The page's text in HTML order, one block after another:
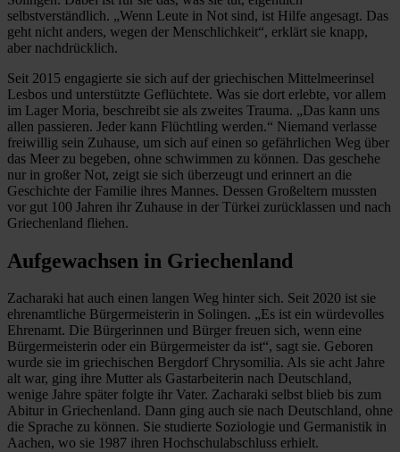
selbstverständlich. „Wenn Leute in Not sind, ist Hilfe angesagt. Das
geht nicht anders, wegen der Menschlichkeit“, erklärt sie knapp,
aber nachdrücklich.
Seit 2015 engagierte sie sich auf der griechischen Mittelmeerinsel
Lesbos und unterstützte Geflüchtete. Was sie dort erlebte, vor allem
im Lager Moria, beschreibt sie als zweites Trauma. „Das kann uns
allen passieren. Jeder kann Flüchtling werden.“ Niemand verlasse
freiwillig sein Zuhause, um sich auf einen so gefährlichen Weg über
das Meer zu begeben, ohne schwimmen zu können. Das geschehe
nur in großer Not, zeigt sie sich überzeugt und erinnert an die
Geschichte der Familie ihres Mannes. Dessen Großeltern mussten
vor gut 100 Jahren ihr Zuhause in der Türkei zurücklassen und nach
Griechenland fliehen.
Aufgewachsen in Griechenland
Zacharaki hat auch einen langen Weg hinter sich. Seit 2020 ist sie
ehrenamtliche Bürgermeisterin in Solingen. „Es ist ein würdevolles
Ehrenamt. Die Bürgerinnen und Bürger freuen sich, wenn eine
Bürgermeisterin oder ein Bürgermeister da ist“, sagt sie. Geboren
wurde sie im griechischen Bergdorf Chrysomilia. Als sie acht Jahre
alt war, ging ihre Mutter als Gastarbeiterin nach Deutschland,
wenige Jahre später folgte ihr Vater. Zacharaki selbst blieb bis zum
Abitur in Griechenland. Dann ging auch sie nach Deutschland, ohne
die Sprache zu können. Sie studierte Soziologie und Germanistik in
Aachen, wo sie 1987 ihren Hochschulabschluss erhielt.